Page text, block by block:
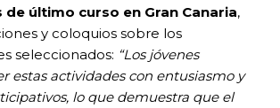
último curso en Gran Canaria,
y coloquios sobre los
seleccionados: “Los jóvenes
estas actividades con entusiasmo y
lo que demuestra que el